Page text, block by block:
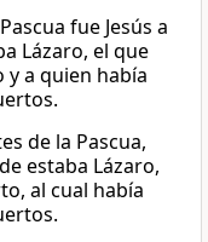
fue Jesús a
Lázaro, el que
a quien había
de la Pascua,
estaba Lázaro,
al cual había